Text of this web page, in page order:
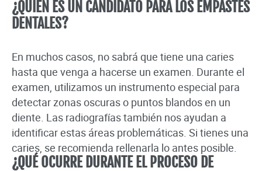
¿QUIÉN ES UN CANDIDATO PARA LOS EMPASTES
DENTALES?
En muchos casos, no sabrá que tiene una caries
hasta que venga a hacerse un examen. Durante el
examen, utilizamos un instrumento especial para
detectar zonas oscuras o puntos blandos en un
diente. Las radiografías también nos ayudan a
identificar estas áreas problemáticas. Si tienes una
caries, se recomienda rellenarla lo antes posible.
¿QUÉ OCURRE DURANTE EL PROCESO DE